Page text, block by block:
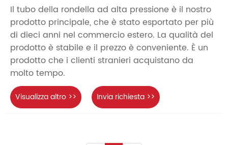
Il tubo della rondella ad alta pressione è il nostro
prodotto principale, che è stato esportato per più
di dieci anni nel commercio estero. La qualità del
prodotto è stabile e il prezzo è conveniente. È un
prodotto che i clienti stranieri acquistano da
molto tempo.
Visualizza altro >> Invia richiesta >>